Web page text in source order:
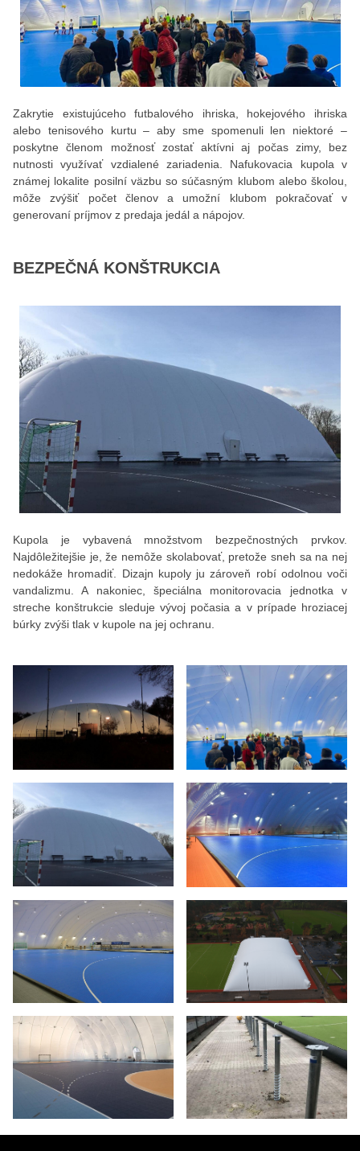
Zakrytie existujúceho futbalového ihriska, hokejového ihriska
alebo tenisového kurtu – aby sme spomenuli len niektoré –
poskytne členom možnosť zostať aktívni aj počas zimy, bez
nutnosti využívať vzdialené zariadenia. Nafukovacia kupola v
známej lokalite posilní väzbu so súčasným klubom alebo školou,
môže zvýšiť počet členov a umožní klubom pokračovať v
generovaní príjmov z predaja jedál a nápojov.
BEZPEČNÁ KONŠTRUKCIA
Kupola je vybavená množstvom bezpečnostných prvkov.
Najdôležitejšie je, že nemôže skolabovať, pretože sneh sa na nej
nedokáže hromadiť. Dizajn kupoly ju zároveň robí odolnou voči
vandalizmu. A nakoniec, špeciálna monitorovacia jednotka v
streche konštrukcie sleduje vývoj počasia a v prípade hroziacej
búrky zvýši tlak v kupole na jej ochranu.